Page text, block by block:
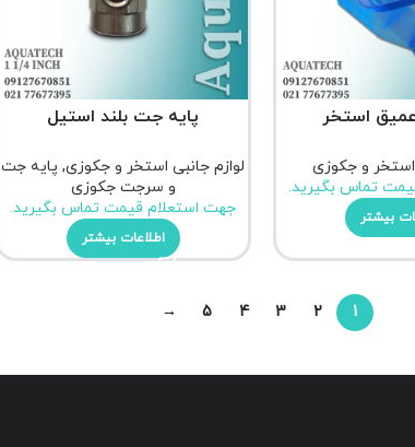
استخر
استخر و جکوزی
تماس بگیرید.
بیشتر
پایه جت بلند استیل
لوازم جانبی استخر و جکوزی, پایه جت
و سرجت جکوزی
جهت استعلام قیمت تماس بگیرید.
اطلاعات بیشتر
1
2
3
4
5
→